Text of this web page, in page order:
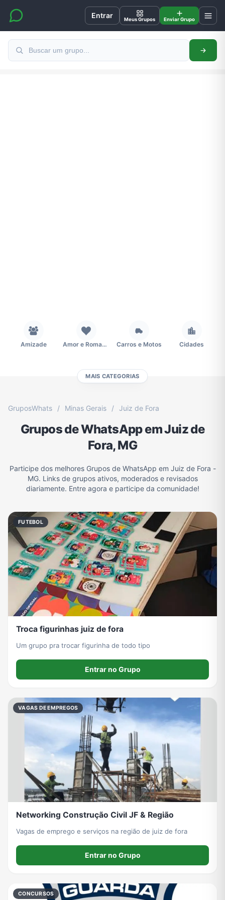
Entrar Meus Grupos Enviar Grupo
Amizade Amor e Romance Carros e Motos Cidades
Esportes Eventos Fãs
Filmes e Séries Frases e Mensagens Futebol Games e Jogos
Ganhar Dinheiro Imobiliária Memes, Engraçados e Zoeira Moda e Beleza
Música Namoro Notícias Outros
Política Profissões Receitas
Viagem e Turismo Investimentos e Finanças Negócios & Empreendedorismo
Grupo de Figurinhas WhatsApp Grupos de WhatsApp Free Fire
Grupo WhatsApp Palmeiras
Grupos de Otakus no WhatsApp
Grupos de WhatsApp Visualização de Status Grupos para Ganhar Seguidores no Instagram Grupos de Whatsapp de Kwai
MAIS CATEGORIAS
GruposWhats / Minas Gerais / Juiz de Fora
Grupos de WhatsApp em Juiz de
Fora, MG
Participe dos melhores Grupos de WhatsApp em Juiz de Fora -
MG. Links de grupos ativos, moderados e revisados
diariamente. Entre agora e participe da comunidade!
FUTEBOL
Troca figurinhas juiz de fora
Um grupo pra trocar figurinha de todo tipo
Entrar no Grupo
VAGAS DE EMPREGOS
Networking Construção Civil JF & Região
Vagas de emprego e serviços na região de juiz de fora
Entrar no Grupo
CONCURSOS